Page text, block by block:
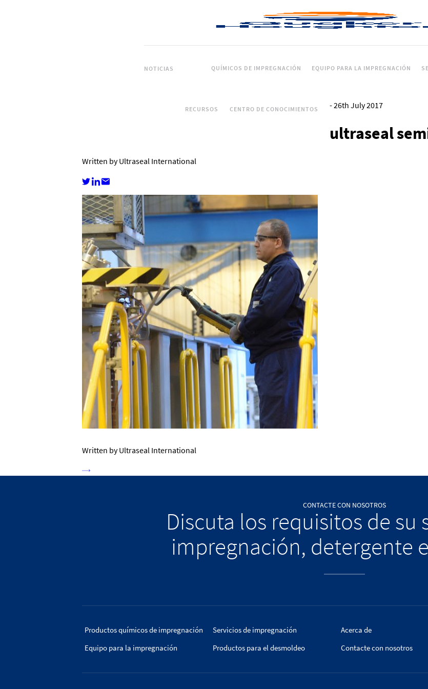
QUÍMICOS DE IMPREGNACIÓN EQUIPO PARA LA IMPREGNACIÓN
NOTICIAS
RECURSOS CENTRO DE CONOCIMIENTOS -26th July 2017
ultraseal
Written by Ultraseal International
Written by Ultraseal International
CONTACTE CON NOSOTROS
Discuta los requisitos de su
impregnación, detergente
Productos químicos de impregnación
Equipo para la impregnación
Servicios de impregnación
Productos para el desmoldeo
Acerca de
Contacte con nosotros